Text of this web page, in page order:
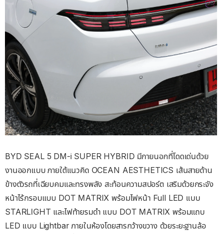
BYD SEAL 5 DM-i SUPER HYBRID มีภายนอกที่โดดเด่นด้วย
งานออกแบบ ภายใต้แนวคิด OCEAN AESTHETICS เส้นสายด้าน
ข้างตัวรถที่เฉียบคมและทรงพลัง สะท้อนความสปอร์ต เสริมด้วยกระจัง
หน้าไร้กรอบแบบ DOT MATRIX พร้อมไฟหน้า Full LED แบบ
STARLIGHT และไฟท้ายรมดำ แบบ DOT MATRIX พร้อมแถบ
LED แบบ Lightbar ภายในห้องโดยสารกว้างขวาง ด้วยระยะฐานล้อ